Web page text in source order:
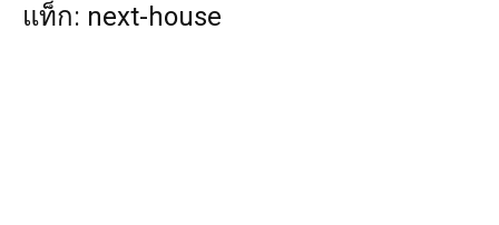
แท็ก: next-house